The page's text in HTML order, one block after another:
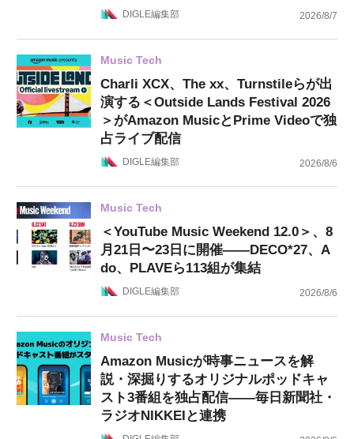
DIGLE編集部 2026/8/7
Music Tech
Charli XCX、The xx、Turnstileらが出
演する＜Outside Lands Festival 2026
＞がAmazon MusicとPrime Videoで独
占ライブ配信
DIGLE編集部 2026/8/6
Music Tech
＜YouTube Music Weekend 12.0＞、8
月21日〜23日に開催——DECO*27、A
do、PLAVEら113組が集結
DIGLE編集部 2026/8/6
Music Tech
Amazon Musicが時事ニュースを解
説・深掘りするオリジナルポッドキャ
スト3番組を独占配信——毎日新聞社・
ラジオNIKKEIと連携